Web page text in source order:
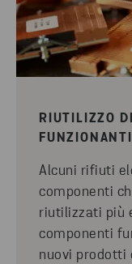
RIUTILIZZO
FUNZIONANTI
Alcuni rifiuti
componenti
riutilizzati più
componenti
nuovi prodotti